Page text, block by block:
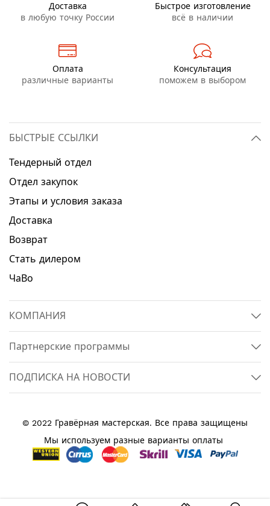
Доставка
в любую точку России
Быстрое изготовление
всё в наличии
Оплата
различные варианты
Консультация
поможем в выбором
БЫСТРЫЕ ССЫЛКИ
Тендерный отдел
Отдел закупок
Этапы и условия заказа
Доставка
Возврат
Стать дилером
ЧаВо
КОМПАНИЯ
Партнерские программы
ПОДПИСКА НА НОВОСТИ
© 2022 Гравёрная мастерская. Все права защищены
Мы используем разные варианты оплаты